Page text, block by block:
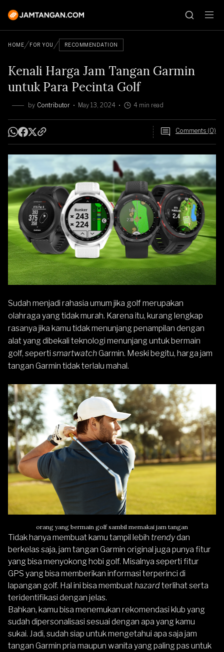
HOME FOR YOU RECOMMENDATION
Kenali Harga Jam Tangan Garmin
untuk Para Pecinta Golf
by Contributor May 13, 2024 4 min read
Comments (0)
Sudah menjadi rahasia umum jika golf merupakan
olahraga yang tidak murah. Karena itu, kurang lengkap
rasanya jika kamu tidak menunjang penampilan dengan
alat yang dibekali teknologi menunjang untuk bermain
golf, seperti smartwatchGarmin. Meski begitu, harga jam
tangan Garmin tidak terlalu mahal.
orang yang bermain golf sambil memakai jam tangan
Tidak hanya membuat kamu tampil lebih trendydan
berkelas saja, jam tangan Garmin original juga punya fitur
yang bisa menyokong hobi golf. Misalnya seperti fitur
GPS yang bisa memberikan informasi terperinci di
lapangan golf. Hal ini bisa membuathazardterlihat serta
teridentifikasi dengan jelas.
Bahkan, kamu bisa menemukan rekomendasi klub yang
sudah dipersonalisasi sesuai dengan apa yang kamu
sukai. Jadi, sudah siap untuk mengetahui apa saja jam
tangan Garmin pria maupun wanita yang paling pas untuk